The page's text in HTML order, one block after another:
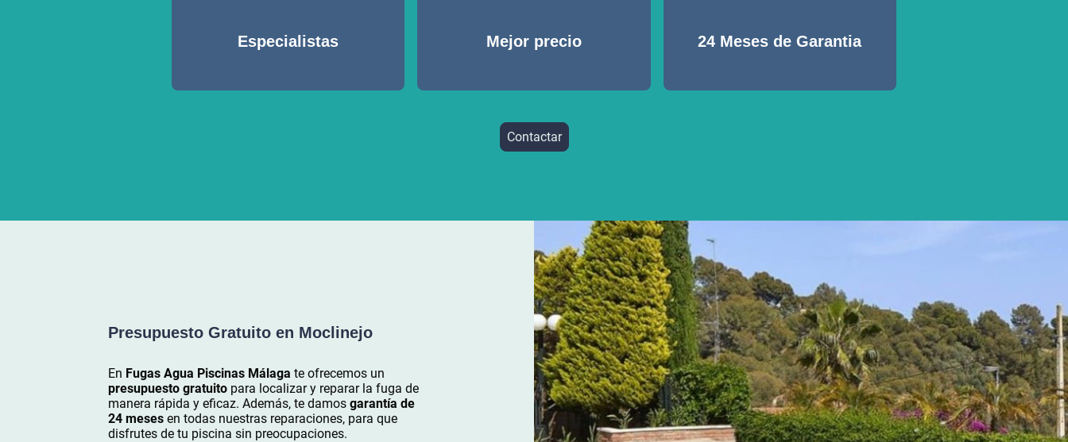
Especialistas Mejor precio 24 Meses de Garantia
Contactar
Presupuesto Gratuito en Moclinejo
En Fugas Agua Piscinas Málaga te ofrecemos un
presupuesto gratuito para localizar y reparar la fuga de
manera rápida y eficaz. Además, te damos garantía de
24 meses en todas nuestras reparaciones, para que
disfrutes de tu piscina sin preocupaciones.